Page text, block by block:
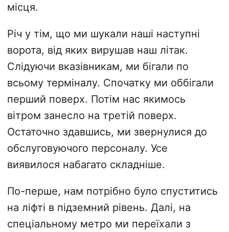
місця.
Річ у тім, що ми шукали наші наступні
ворота, від яких вирушав наш літак.
Слідуючи вказівникам, ми бігали по
всьому терміналу. Спочатку ми оббігали
перший поверх. Потім нас якимось
вітром занесло на третій поверх.
Остаточно здавшись, ми звернулися до
обслуговуючого персоналу. Усе
виявилося набагато складніше.
По-перше, нам потрібно було спуститись
на ліфті в підземний рівень. Далі, на
спеціальному метро ми переїхали з